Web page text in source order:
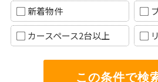
新着物件
カースペース2台以上